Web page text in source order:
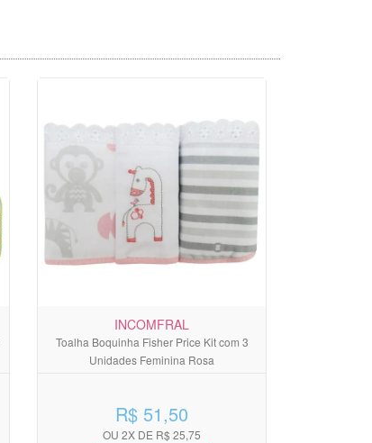
INCOMFRAL
Toalha Boquinha Fisher Price Kit com 3
Unidades Feminina Rosa
R$ 51,50
OU 2X DE R$ 25,75